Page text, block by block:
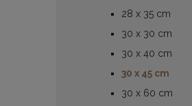
28 x 35 cm
30 x 30 cm
30 x 40 cm
30 x 45 cm
30 x 60 cm